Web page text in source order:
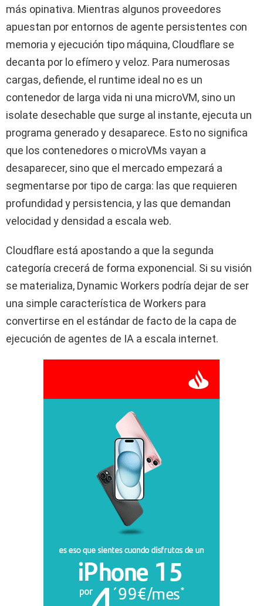
más opinativa. Mientras algunos proveedores
apuestan por entornos de agente persistentes con
memoria y ejecución tipo máquina, Cloudflare se
decanta por lo efímero y veloz. Para numerosas
cargas, defiende, el runtime ideal no es un
contenedor de larga vida ni una microVM, sino un
isolate desechable que surge al instante, ejecuta un
programa generado y desaparece. Esto no significa
que los contenedores o microVMs vayan a
desaparecer, sino que el mercado empezará a
segmentarse por tipo de carga: las que requieren
profundidad y persistencia, y las que demandan
velocidad y densidad a escala web.
Cloudflare está apostando a que la segunda
categoría crecerá de forma exponencial. Si su visión
se materializa, Dynamic Workers podría dejar de ser
una simple característica de Workers para
convertirse en el estándar de facto de la capa de
ejecución de agentes de IA a escala internet.